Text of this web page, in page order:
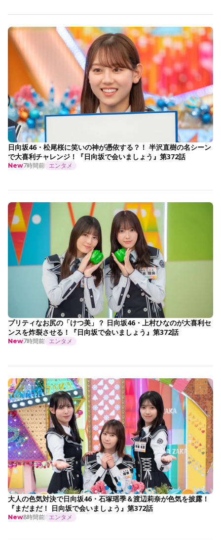
日向坂46・松尾桜に笑いの神が憑依する？！ 半沢直樹の名シーン
で大喜利チャレンジ！『日向坂で会いましょう』第372話
New7時間前 エンタメ
プリティなお尻の「けつ美」？ 日向坂46・上村ひなのが大喜利セ
ンスを炸裂させる！『日向坂で会いましょう』第372話
New7時間前 エンタメ
大人の色気対決で日向坂46・石塚瑶季＆渡辺莉奈が色気を披露！
『まだまだ！ 日向坂で会いましょう』第372話
New8時間前 エンタメ